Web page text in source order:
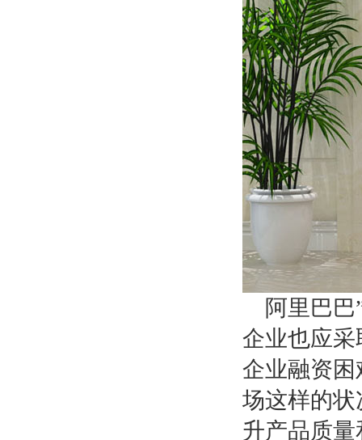
阿里巴巴
企业也应采
企业融资
场这样的
升产品质